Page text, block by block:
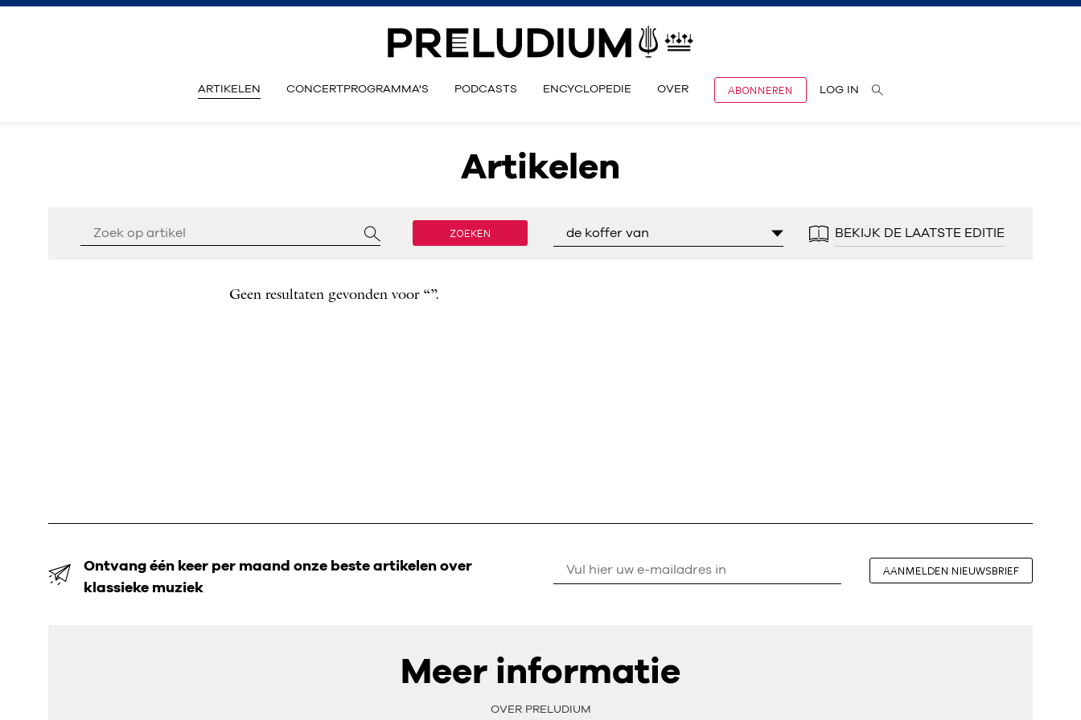
ARTIKELEN CONCERTPROGRAMMA'S PODCASTS ENCYCLOPEDIE OVER ABONNEREN LOG IN
Artikelen
ZOEKEN de koffer van BEKIJK DE LAATSTE EDITIE
Geen resultaten gevonden voor “”.
Ontvang één keer per maand onze beste artikelen over
klassieke muziek
AANMELDEN NIEUWSBRIEF
Meer informatie
OVER PRELUDIUM